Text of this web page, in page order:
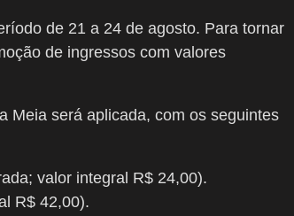
de 21 a 24 de agosto. Para tornar
de ingressos com valores
Meia será aplicada, com os seguintes
valor integral R$ 24,00).
R$ 42,00).